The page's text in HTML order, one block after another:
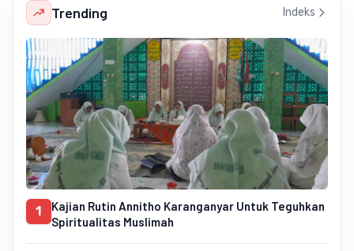
Trending Indeks
1
Kajian Rutin Annitho Karanganyar Untuk Teguhkan
Spiritualitas Muslimah